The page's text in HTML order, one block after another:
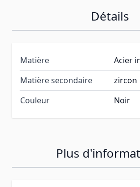
Détails
Matière
Acier
Matière secondaire
zircon
Couleur
Noir
Plus